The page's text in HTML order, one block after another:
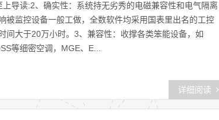
导读:2、确实性：系统持无劣秀的电磁兼容性和电气隔离
被监控设备一般工做，全数软件均采用国表里出名的工控
间大于20万小时。3、兼容性：收撑各类笨能设备，如
等细密空调，MGE、E...
详细阅读